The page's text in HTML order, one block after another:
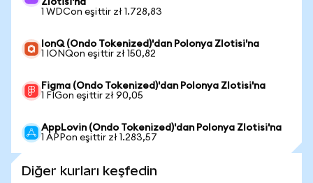
Zlotisi'na
1 WDCon eşittir zł 1.728,83
IonQ (Ondo Tokenized)'dan Polonya Zlotisi'na
1 IONQon eşittir zł 150,82
Figma (Ondo Tokenized)'dan Polonya Zlotisi'na
1 FIGon eşittir zł 90,05
AppLovin (Ondo Tokenized)'dan Polonya Zlotisi'na
1 APPon eşittir zł 1.283,57
Diğer kurları keşfedin